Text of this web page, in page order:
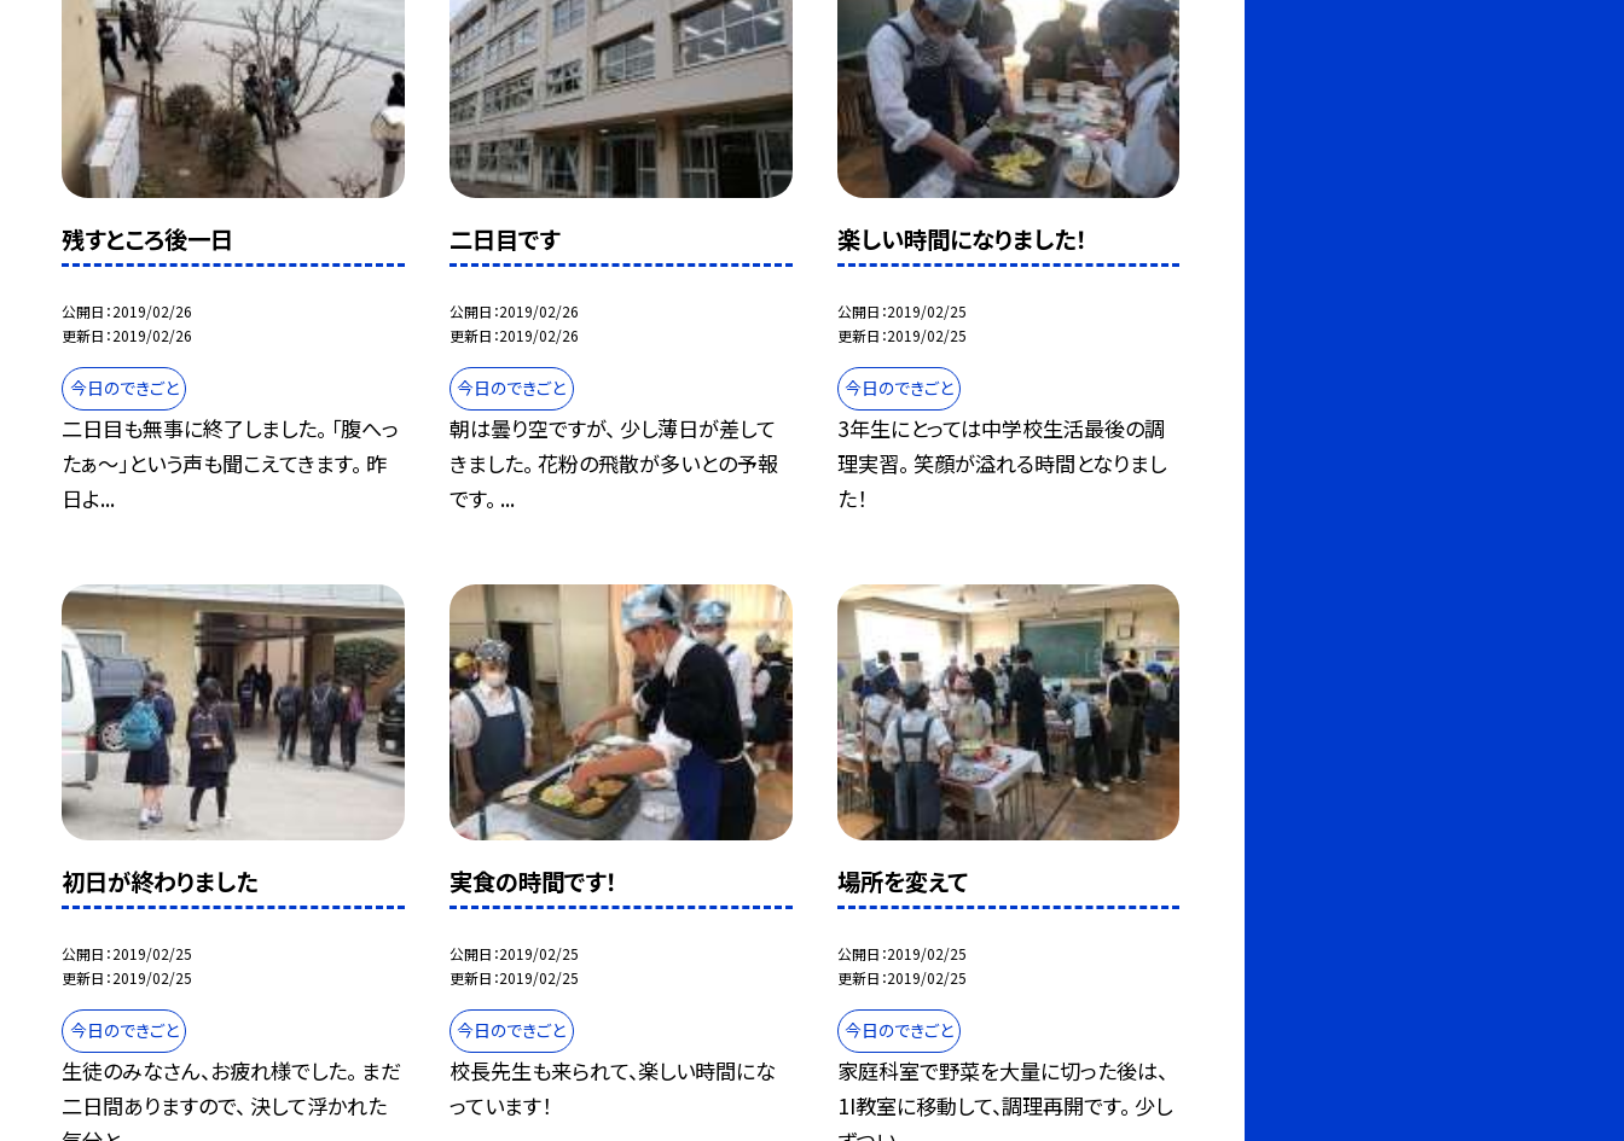
残すところ後一日
公開日 2019/02/26
更新日 2019/02/26
今日のできごと
二日目も無事に終了しました。 「腹へっ
たぁ〜」という声も聞こえてきます。 昨
日よ...
二日目です
公開日 2019/02/26
更新日 2019/02/26
今日のできごと
朝は曇り空ですが、 少し薄日が差して
きました。 花粉の飛散が多いとの予報
です。 ...
楽しい時間になりました！
公開日 2019/02/25
更新日 2019/02/25
今日のできごと
3年生にとっては中学校生活最後の調
理実習。 笑顔が溢れる時間となりまし
た！
初日が終わりました
公開日 2019/02/25
更新日 2019/02/25
今日のできごと
生徒のみなさん、お疲れ様でした。 まだ
二日間ありますので、 決して浮かれた
実食の時間です！
公開日 2019/02/25
更新日 2019/02/25
今日のできごと
校長先生も来られて、楽しい時間にな
っています！
場所を変えて
公開日 2019/02/25
更新日 2019/02/25
今日のできごと
家庭科室で野菜を大量に切った後は、
1I教室に移動して、調理再開です。 少し